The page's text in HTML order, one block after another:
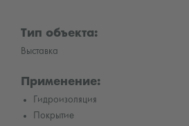
Тип объекта:
Bыставка
Применение:
Гидроизоляция
Покрытие